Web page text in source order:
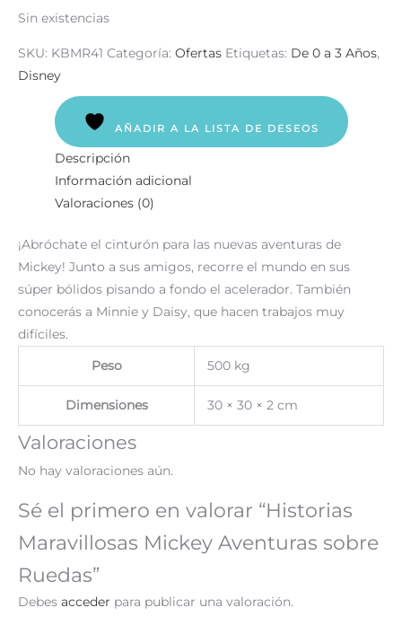
Sin existencias
SKU: KBMR41 Categoría: Ofertas Etiquetas: De 0 a 3 Años,
Disney
AÑADIR A LA LISTA DE DESEOS
Descripción
Información adicional
Valoraciones (0)
¡Abróchate el cinturón para las nuevas aventuras de
Mickey! Junto a sus amigos, recorre el mundo en sus
súper bólidos pisando a fondo el acelerador. También
conocerás a Minnie y Daisy, que hacen trabajos muy
difíciles.
Peso 500 kg
Dimensiones 30 × 30 × 2 cm
Valoraciones
No hay valoraciones aún.
Sé el primero en valorar “Historias
Maravillosas Mickey Aventuras sobre
Ruedas”
Debes acceder para publicar una valoración.